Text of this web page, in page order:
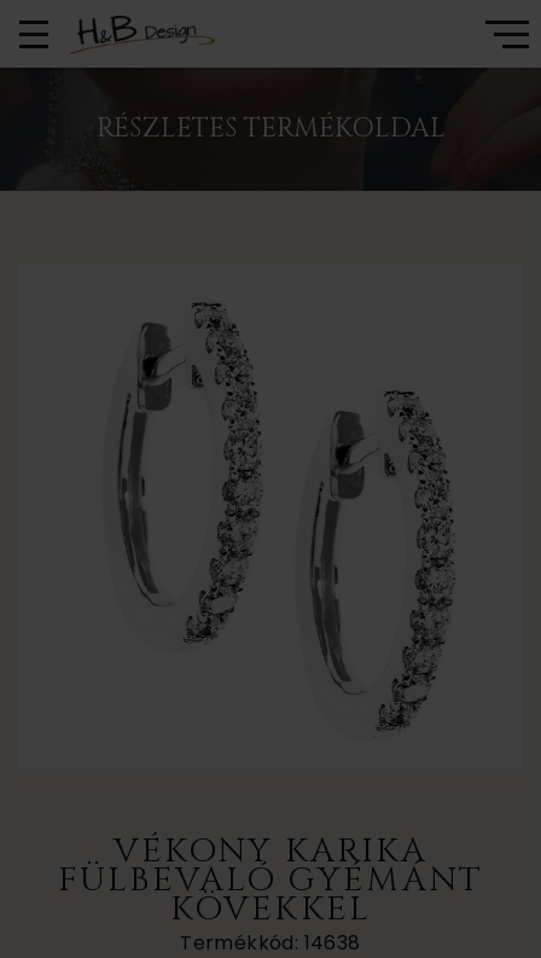
RÉSZLETES TERMÉKOLDAL
VÉKONY KARIKA
FÜLBEVALÓ GYÉMÁNT
KÖVEKKEL
Termékkód: 14638